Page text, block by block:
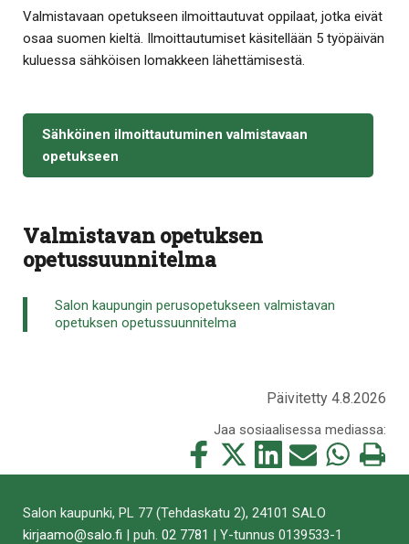
Valmistavaan opetukseen ilmoittautuvat oppilaat, jotka eivät
osaa suomen kieltä. Ilmoittautumiset käsitellään 5 työpäivän
kuluessa sähköisen lomakkeen lähettämisestä.
Sähköinen ilmoittautuminen valmistavaan
opetukseen
Valmistavan opetuksen
opetussuunnitelma
Salon kaupungin perusopetukseen valmistavan
opetuksen opetussuunnitelma
Päivitetty 4.8.2026
Jaa sosiaalisessa mediassa:
Jaa
tämä
Jaa
tämä
Jaa
tämä
Jaa
tämä
Jaa
tämä
Tulosta
tämä
Salon kaupunki, PL 77 (Tehdaskatu 2), 24101 SALO
kirjaamo@salo.fi | puh. 02 7781 | Y-tunnus 0139533-1